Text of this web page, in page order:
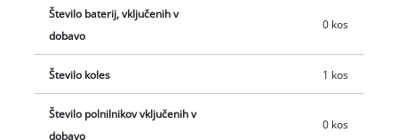
Število baterij, vključenih v
dobavo
0 kos
Število koles 1 kos
Število polnilnikov vključenih v
dobavo
0 kos